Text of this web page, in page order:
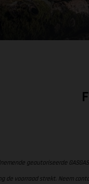
geautoriseerde
de voorraad strekt. Neem